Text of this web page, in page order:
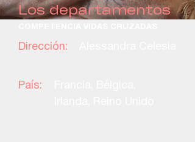
Los departamentos
Dirección:
País: